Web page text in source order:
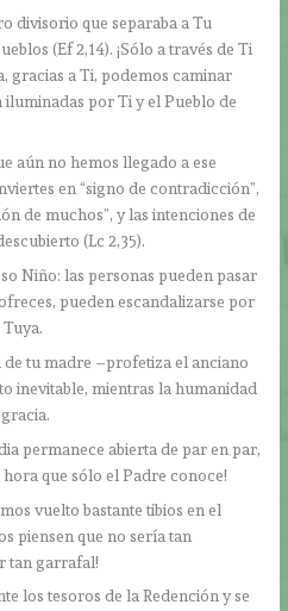
divisorio que separaba a Tu
(Ef 2,14). ¡Sólo a través de Ti
gracias a Ti, podemos caminar
por Ti y el Pueblo de
aún no hemos llegado a ese
en “signo de contradicción”,
de muchos”, y las intenciones de
(Lc 2,35).
Niño: las personas pueden pasar
pueden escandalizarse por
de tu madre –profetiza el anciano
inevitable, mientras la humanidad
permanece abierta de par en par,
que sólo el Padre conoce!
vuelto bastante tibios en el
piensen que no sería tan
tan garrafal!
los tesoros de la Redención y se